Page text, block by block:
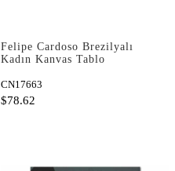
Felipe Cardoso Brezilyalı
Kadın Kanvas Tablo
CN17663
$78.62